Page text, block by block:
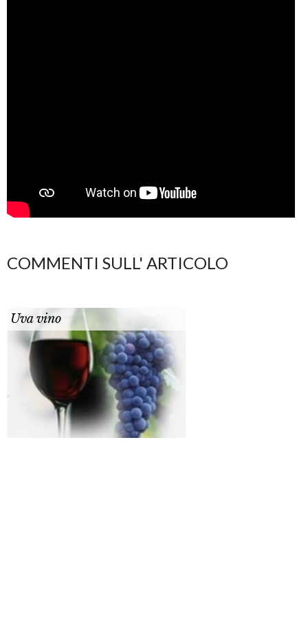
COMMENTI SULL' ARTICOLO
Uva vino